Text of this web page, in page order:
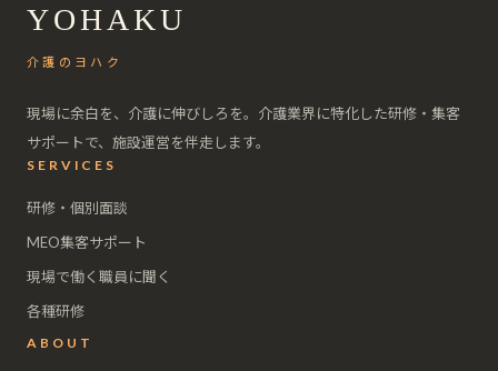
YOHAKU
介護のヨハク
現場に余白を、介護に伸びしろを。介護業界に特化した研修・集客
サポートで、施設運営を伴走します。
SERVICES
研修・個別面談
MEO集客サポート
現場で働く職員に聞く
各種研修
ABOUT